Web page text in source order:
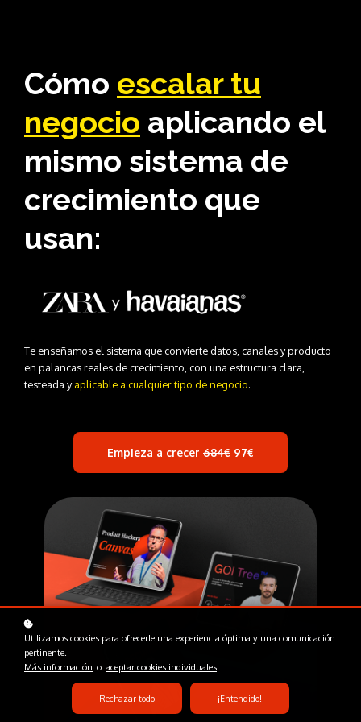
Cómo escalar tu
negocio aplicando el
mismo sistema de
crecimiento que
usan:
Te enseñamos el sistema que convierte datos, canales y producto
en palancas reales de crecimiento, con una estructura clara,
testeada yaplicable a cualquier tipo de negocio.
Empieza a crecer 684€ 97€
Utilizamos cookies para ofrecerle una experiencia óptima y una comunicación
pertinente.
Más información o aceptar cookies individuales .
Rechazar todo ¡Entendido!